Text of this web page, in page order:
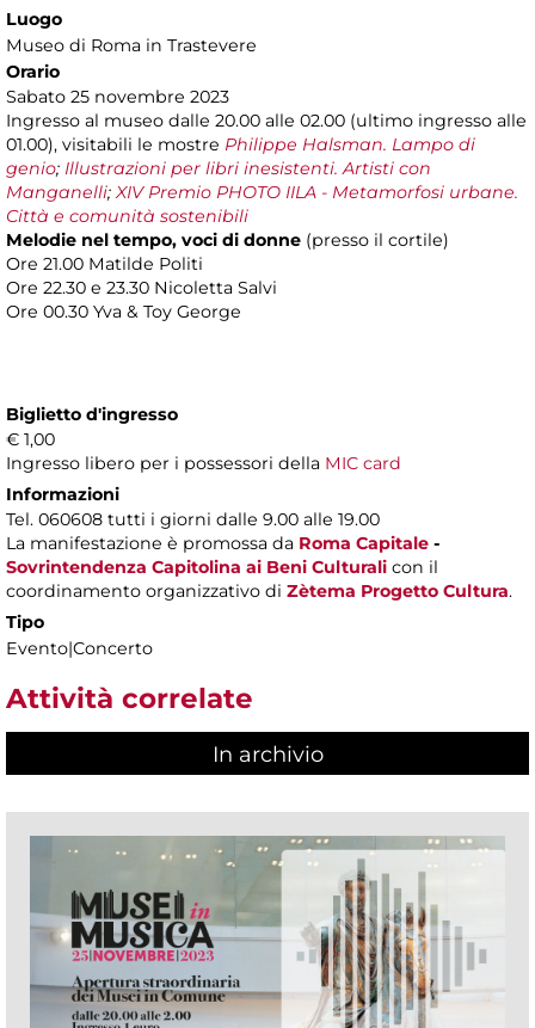
Luogo
Museo di Roma in Trastevere
Orario
Sabato 25 novembre 2023
Ingresso al museo dalle 20.00 alle 02.00 (ultimo ingresso alle
01.00), visitabili le mostre Philippe Halsman. Lampo di
genio; Illustrazioni per libri inesistenti. Artisti con
Manganelli;XIV Premio PHOTO IILA - Metamorfosi urbane.
Città e comunità sostenibili
Melodie nel tempo, voci di donne (presso il cortile)
Ore 21.00 Matilde Politi
Ore 22.30 e 23.30 Nicoletta Salvi
Ore 00.30 Yva & Toy George
Biglietto d'ingresso
€ 1,00
Ingresso libero per i possessori della MIC card
Informazioni
Tel. 060608 tutti i giorni dalle 9.00 alle 19.00
La manifestazione è promossa da Roma Capitale -
Sovrintendenza Capitolina ai Beni Culturali con il
coordinamento organizzativo di Zètema Progetto Cultura.
Tipo
Evento|Concerto
Attività correlate
In archivio